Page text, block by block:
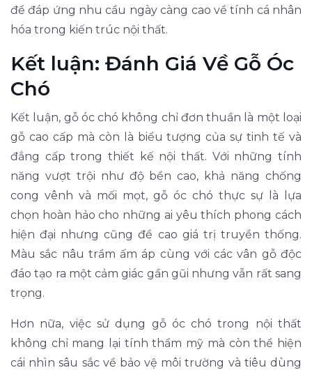
để đáp ứng nhu cầu ngày càng cao về tính cá nhân
hóa trong kiến trúc nội thất.
Kết luận: Đánh Giá Về Gỗ Óc
Chó
Kết luận, gỗ óc chó không chỉ đơn thuần là một loại
gỗ cao cấp mà còn là biểu tượng của sự tinh tế và
đẳng cấp trong thiết kế nội thất. Với những tính
năng vượt trội như độ bền cao, khả năng chống
cong vênh và mối mọt, gỗ óc chó thực sự là lựa
chọn hoàn hảo cho những ai yêu thích phong cách
hiện đại nhưng cũng đề cao giá trị truyền thống.
Màu sắc nâu trầm ấm áp cùng với các vân gỗ độc
đáo tạo ra một cảm giác gần gũi nhưng vẫn rất sang
trọng.
Hơn nữa, việc sử dụng gỗ óc chó trong nội thất
không chỉ mang lại tính thẩm mỹ mà còn thể hiện
cái nhìn sâu sắc về bảo vệ môi trường và tiêu dùng